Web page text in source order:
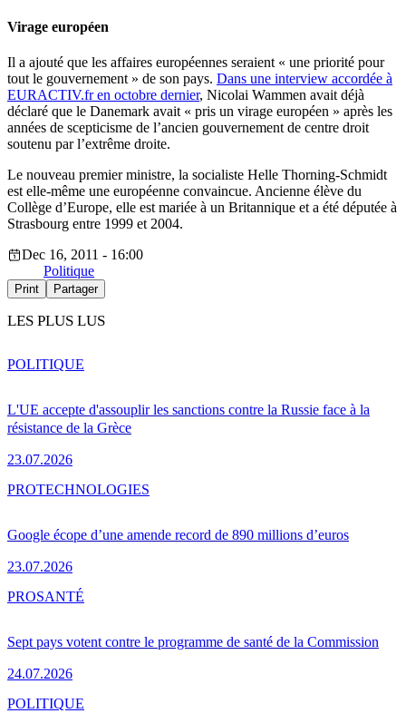
Virage européen
Il a ajouté que les affaires européennes seraient « une priorité pour
tout le gouvernement » de son pays. Dans une interview accordée à
EURACTIV.fr en octobre dernier, Nicolai Wammen avait déjà
déclaré que le Danemark avait « pris un virage européen » après les
années de scepticisme de l’ancien gouvernement de centre droit
soutenu par l’extrême droite.
Le nouveau premier ministre, la socialiste Helle Thorning-Schmidt
est elle-même une européenne convaincue. Ancienne élève du
Collège d’Europe, elle est mariée à un Britannique et a été députée à
Strasbourg entre 1999 et 2004.
Dec 16, 2011 - 16:00
Politique
Print Partager
LES PLUS LUS
L'UE accepte d'assouplir les sanctions contre la Russie face à la
résistance de la Grèce
23.07.2026
POLITIQUE
Google écope d’une amende record de 890 millions d’euros
23.07.2026
PROTECHNOLOGIES
Sept pays votent contre le programme de santé de la Commission
24.07.2026
PROSANTÉ
POLITIQUE